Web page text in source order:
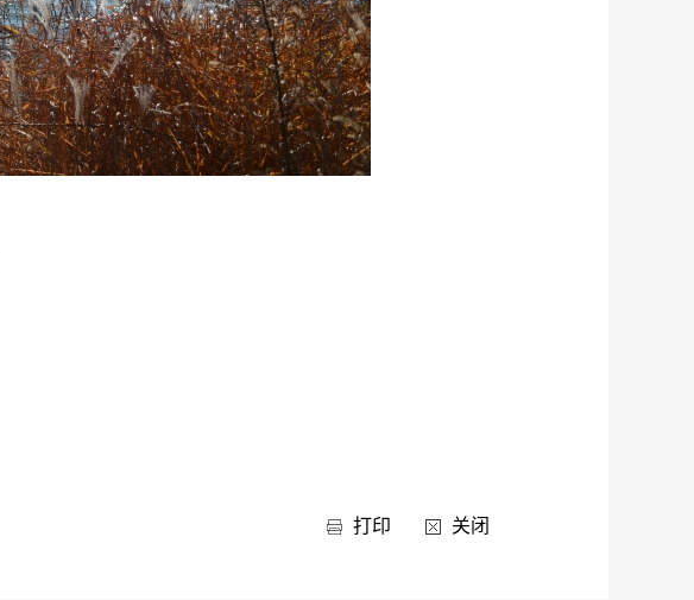
打印 关闭